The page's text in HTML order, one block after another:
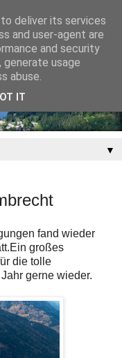
▼
fand wieder
großes
die tolle
gerne wieder.
deliver its services
and user-agent are
and security
usage
abuse.
IT